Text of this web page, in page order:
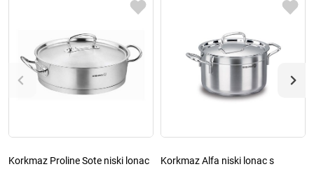
Korkmaz Proline Sote niski lonac
Korkmaz Alfa niski lonac s